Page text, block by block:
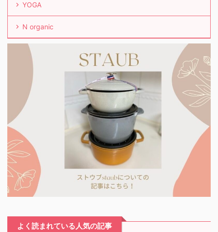
YOGA
N organic
よく読まれている人気の記事